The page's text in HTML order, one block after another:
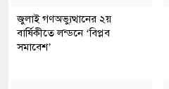
জুলাই গণঅভ্যুত্থানের ২য়
বার্ষিকীতে লন্ডনে ‘বিপ্লব
সমাবেশ’